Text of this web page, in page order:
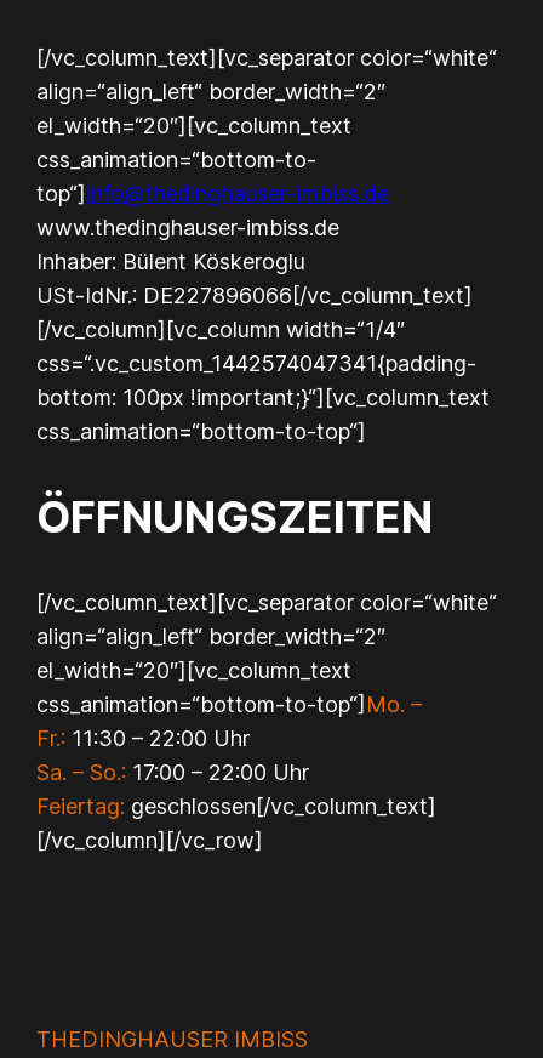
[/vc_column_text][vc_separator color=“white“
align=“align_left“ border_width=“2″
el_width=“20″][vc_column_text
css_animation=“bottom-to-
top“] info@thedinghauser-imbiss.de
www.thedinghauser-imbiss.de
Inhaber: Bülent Köskeroglu
USt-IdNr.: DE227896066[/vc_column_text]
[/vc_column][vc_column width=“1/4″
css=“.vc_custom_1442574047341{padding-
bottom: 100px !important;}“][vc_column_text
css_animation=“bottom-to-top“]
ÖFFNUNGSZEITEN
[/vc_column_text][vc_separator color=“white“
align=“align_left“ border_width=“2″
el_width=“20″][vc_column_text
css_animation=“bottom-to-top“] Mo. –
Fr.: 11:30 – 22:00 Uhr
Sa. – So.: 17:00 – 22:00 Uhr
Feiertag: geschlossen[/vc_column_text]
[/vc_column][/vc_row]
THEDINGHAUSER IMBISS